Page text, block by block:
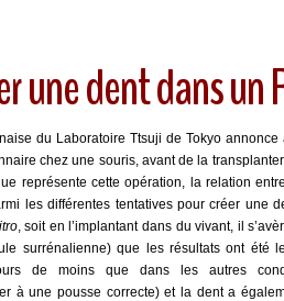
une dent dans un
du Laboratoire Ttsuji de Tokyo
chez une souris, avant de la
représente cette opération, la relation
les différentes tentatives pour créer une
, soit en l’implantant dans du vivant, il
surrénalienne) que les résultats ont été
de moins que dans les autres
à une pousse correcte) et la dent a